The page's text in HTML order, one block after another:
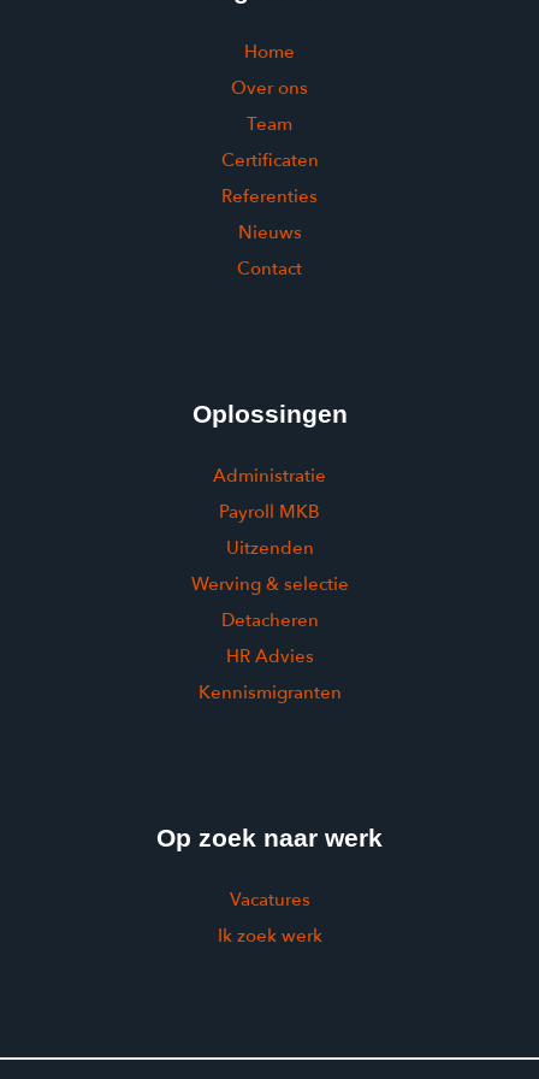
Home
Over ons
Team
Certificaten
Referenties
Nieuws
Contact
Oplossingen
Administratie
Payroll MKB
Uitzenden
Werving & selectie
Detacheren
HR Advies
Kennismigranten
Op zoek naar werk
Vacatures
Ik zoek werk